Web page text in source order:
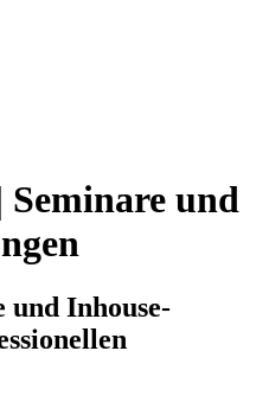
Seminare und
und Inhouse-